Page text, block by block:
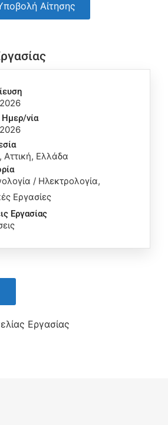
Αίτησης
Ημερ/νία
Αττική, Ελλάδα
/ Ηλεκτρολογία
Εργασίες
Eργασίας
Εργασίας